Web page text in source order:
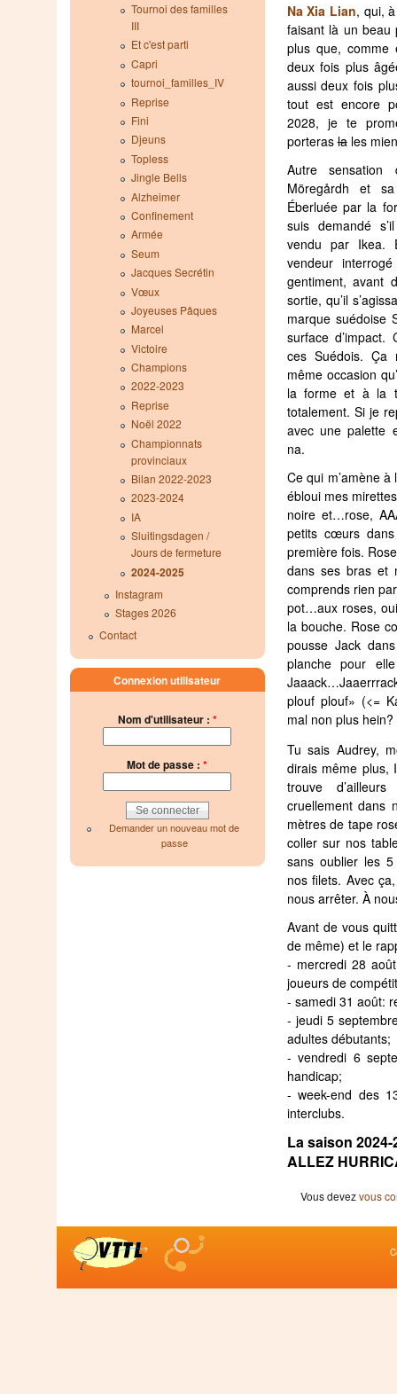
Na Xia Lian, qui,
faisant là un beau
plus que,
deux fois plus
aussi deux fois
tout est encore
2028, je te
porteraslales
Autre
Möregårdh et
Éberluée par la
suis demandé
vendu par
vendeur
gentiment, avant
sortie, qu’il
marque suédoise
surface d’impact.
ces Suédois. Ça
même occasion
la forme et à la
totalement. Si je
avec une palette
na.
Ce qui m’amène
ébloui mes
noire et…rose,
petits cœurs
première fois.
dans ses bras et
comprends rien
pot…aux roses,
la bouche. Rose
pousse Jack
planche pour
plouf plouf» (<=
mal non plus hein?
Tu sais Audrey,
dirais même plus,
trouve
cruellement dans
mètres de tape
coller sur nos
sans oublier les
nos filets. Avec
nous arrêter. À
Avant de vous
de même) et le
- mercredi 28
joueurs de
- samedi 31 août:
- jeudi 5
adultes débutants;
- vendredi 6
handicap;
- week-end des
interclubs.
La saison
ALLEZ
Vous devezvous
Tournoi des familles
III
Et c'est parti
Capri
tournoi_familles_IV
Reprise
Fini
Djeuns
Topless
Jingle Bells
Alzheimer
Confinement
Armée
Seum
Jacques Secrétin
Vœux
Joyeuses Pâques
Marcel
Victoire
Champions
2022-2023
Reprise
Noël 2022
Championnats
provinciaux
Bilan 2022-2023
2023-2024
IA
Sluitingsdagen /
Jours de fermeture
2024-2025
Instagram
Stages 2026
Contact
Connexion utilisateur
Nom d'utilisateur : *
Mot de passe :*
Demander un nouveau mot de
passe